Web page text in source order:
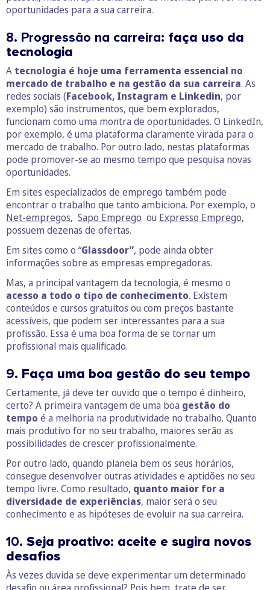
oportunidades para a sua carreira.
8. Progressão na carreira: faça uso da
tecnologia
A tecnologia é hoje uma ferramenta essencial no
mercado de trabalho e na gestão da sua carreira. As
redes sociais (Facebook, Instagram e Linkedin, por
exemplo) são instrumentos, que bem explorados,
funcionam como uma montra de oportunidades. O LinkedIn,
por exemplo, é uma plataforma claramente virada para o
mercado de trabalho. Por outro lado, nestas plataformas
pode promover-se ao mesmo tempo que pesquisa novas
oportunidades.
Em sites especializados de emprego também pode
encontrar o trabalho que tanto ambiciona. Por exemplo, o
Net-empregos, Sapo Emprego ou Expresso Emprego,
possuem dezenas de ofertas.
Em sites como o “Glassdoor”, pode ainda obter
informações sobre as empresas empregadoras.
Mas, a principal vantagem da tecnologia, é mesmo o
acesso a todo o tipo de conhecimento. Existem
conteúdos e cursos gratuitos ou com preços bastante
acessíveis, que podem ser interessantes para a sua
profissão. Essa é uma boa forma de se tornar um
profissional mais qualificado.
9. Faça uma boa gestão do seu tempo
Certamente, já deve ter ouvido que o tempo é dinheiro,
certo? A primeira vantagem de uma boa gestão do
tempo é a melhoria na produtividade no trabalho. Quanto
mais produtivo for no seu trabalho, maiores serão as
possibilidades de crescer profissionalmente.
Por outro lado, quando planeia bem os seus horários,
consegue desenvolver outras atividades e aptidões no seu
tempo livre. Como resultado, quanto maior for a
diversidade de experiências, maior será o seu
conhecimento e as hipóteses de evoluir na sua carreira.
10. Seja proativo: aceite e sugira novos
desafios
Às vezes duvida se deve experimentar um determinado
desafio ou área profissional? Pois bem, trate de ser